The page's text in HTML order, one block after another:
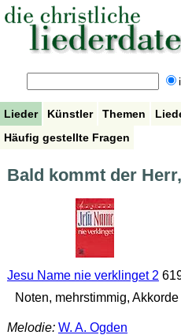
Lieder Künstler Themen
Häufig gestellte Fragen
Bald kommt der
Jesu Name nie verklinget 2
Noten, mehrstimmig, Akkorde
Melodie: W. A. Ogden